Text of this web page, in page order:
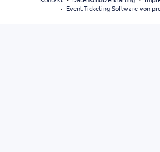
Event-Ticketing-Software von